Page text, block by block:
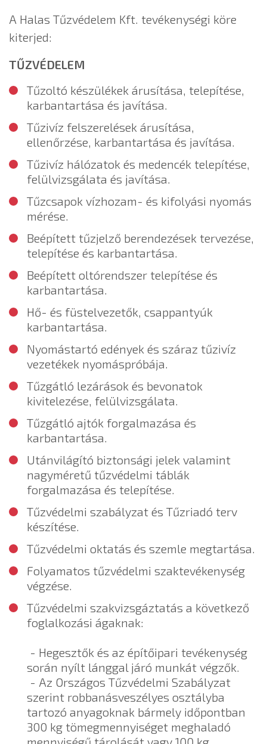
A Halas Tűzvédelem Kft. tevékenységi köre
kiterjed:
TŰZVÉDELEM
Tűzoltó készülékek árusítása, telepítése,
karbantartása és javítása.
Tűzivíz felszerelések árusítása,
ellenőrzése, karbantartása és javítása.
Tűzivíz hálózatok és medencék telepítése,
felülvizsgálata és javítása.
Tűzcsapok vízhozam- és kifolyási nyomás
mérése.
Beépített tűzjelző berendezések tervezése,
telepítése és karbantartása.
Beépített oltórendszer telepítése és
karbantartása.
Hő- és füstelvezetők, csappantyúk
karbantartása.
Nyomástartó edények és száraz tűzivíz
vezetékek nyomáspróbája.
Tűzgátló lezárások és bevonatok
kivitelezése, felülvizsgálata.
Tűzgátló ajtók forgalmazása és
karbantartása.
Utánvilágító biztonsági jelek valamint
nagyméretű tűzvédelmi táblák
forgalmazása és telepítése.
Tűzvédelmi szabályzat és Tűzriadó terv
készítése.
Tűzvédelmi oktatás és szemle megtartása.
Folyamatos tűzvédelmi szaktevékenység
végzése.
Tűzvédelmi szakvizsgáztatás a következő
foglalkozási ágaknak:
- Hegesztők és az építőipari tevékenység
során nyílt lánggal járó munkát végzők.
- Az Országos Tűzvédelmi Szabályzat
szerint robbanásveszélyes osztályba
tartozó anyagoknak bármely időpontban
300 kg tömegmennyiséget meghaladó